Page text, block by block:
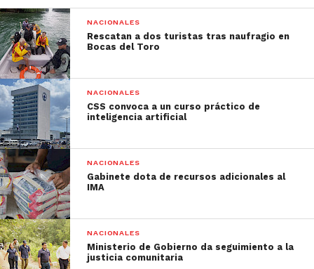
NACIONALES
Rescatan a dos turistas tras naufragio en
Bocas del Toro
NACIONALES
CSS convoca a un curso práctico de
inteligencia artificial
NACIONALES
Gabinete dota de recursos adicionales al
IMA
NACIONALES
Ministerio de Gobierno da seguimiento a la
justicia comunitaria